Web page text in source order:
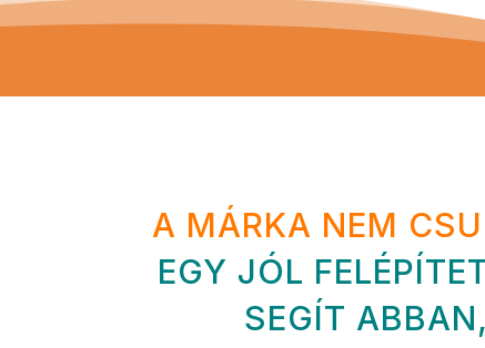
A MÁRKA NEM
EGY JÓL
SEGÍT